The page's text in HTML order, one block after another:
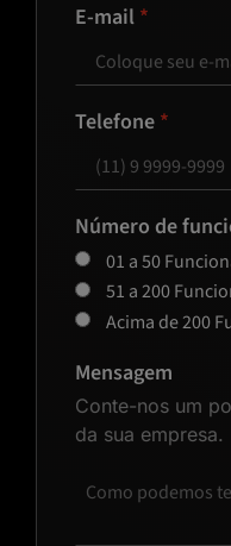
E-mail
Telefone
Número de
01 a 50
51 a 200
Acima de 200
Mensagem
Conte-nos um
da sua empresa.